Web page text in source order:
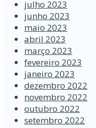
julho 2023
junho 2023
maio 2023
abril 2023
março 2023
fevereiro 2023
janeiro 2023
dezembro 2022
novembro 2022
outubro 2022
setembro 2022